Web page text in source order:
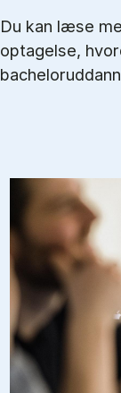
Du kan læse
optagelse,